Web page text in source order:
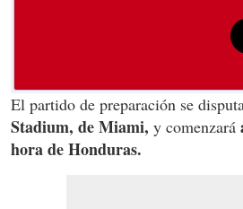
El partido de preparación se
Stadium, de Miami, y comenzará
hora de Honduras.